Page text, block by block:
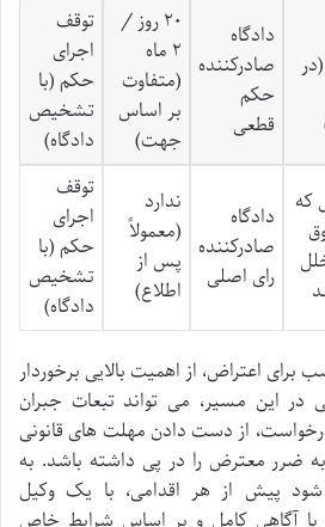
دادگاه
صادرکننده
حکم
قطعی
۲۰ روز /
۲ ماه
(متفاوت
بر اساس
جهت)
توقف
اجرای
حکم (با
تشخیص
دادگاه)
که
دادگاه
صادرکننده
رای اصلی
ندارد
(معمولاً
پس از
اطلاع)
توقف
اجرای
حکم (با
تشخیص
دادگاه)
اعتراض، از اهمیت بالایی برخوردار
این مسیر، می تواند تبعات جبران
از دست دادن مهلت های قانونی
معترض را در پی داشته باشد. به
پیش از هر اقدامی، با یک وکیل